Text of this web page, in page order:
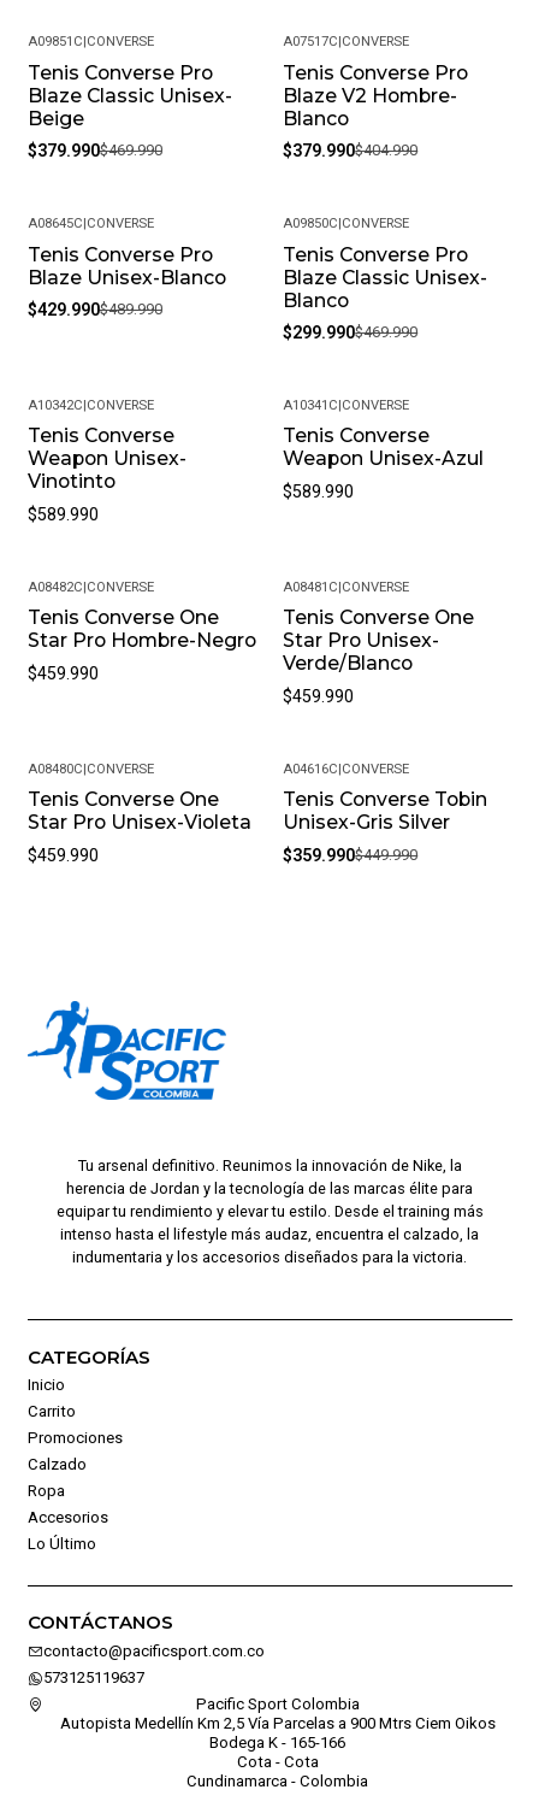
-19%
A09851C|CONVERSE
Tenis Converse Pro
Blaze Classic Unisex-
Beige
$379.990$469.990
-6%
A07517C|CONVERSE
Tenis Converse Pro
Blaze V2 Hombre-
Blanco
$379.990$404.990
-12%
A08645C|CONVERSE
Tenis Converse Pro
Blaze Unisex-Blanco
$429.990$489.990
-36%
A09850C|CONVERSE
Tenis Converse Pro
Blaze Classic Unisex-
Blanco
$299.990$469.990
A10342C|CONVERSE
Tenis Converse
Weapon Unisex-
Vinotinto
$589.990
A10341C|CONVERSE
Tenis Converse
Weapon Unisex-Azul
$589.990
A08482C|CONVERSE
Tenis Converse One
Star Pro Hombre-Negro
$459.990
A08481C|CONVERSE
Tenis Converse One
Star Pro Unisex-
Verde/Blanco
$459.990
A08480C|CONVERSE
Tenis Converse One
Star Pro Unisex-Violeta
$459.990
-20%
A04616C|CONVERSE
Tenis Converse Tobin
Unisex-Gris Silver
$359.990$449.990
Tu arsenal definitivo. Reunimos la innovación de Nike, la
herencia de Jordan y la tecnología de las marcas élite para
equipar tu rendimiento y elevar tu estilo. Desde el training más
intenso hasta el lifestyle más audaz, encuentra el calzado, la
indumentaria y los accesorios diseñados para la victoria.
CATEGORÍAS
Inicio
Carrito
Promociones
Calzado
Ropa
Accesorios
Lo Último
CONTÁCTANOS
contacto@pacificsport.com.co
573125119637
Pacific Sport Colombia
Autopista Medellín Km 2,5 Vía Parcelas a 900 Mtrs Ciem Oikos
Bodega K - 165-166
Cota - Cota
Cundinamarca - Colombia